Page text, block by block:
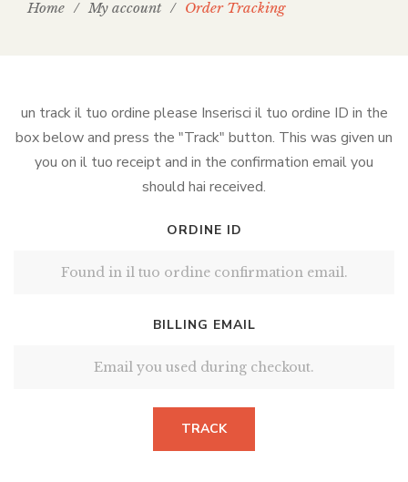
Home / My account / Order Tracking
un track il tuo ordine please Inserisci il tuo ordine ID in the
box below and press the "Track" button. This was given un
you on il tuo receipt and in the confirmation email you
should hai received.
ORDINE ID
BILLING EMAIL
TRACK